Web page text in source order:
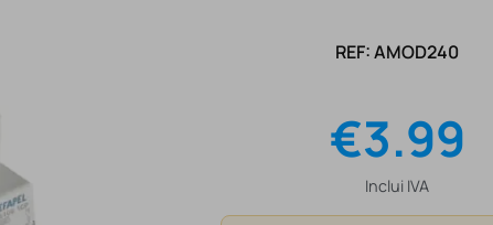
REF: AMOD240
€3.99
Inclui IVA